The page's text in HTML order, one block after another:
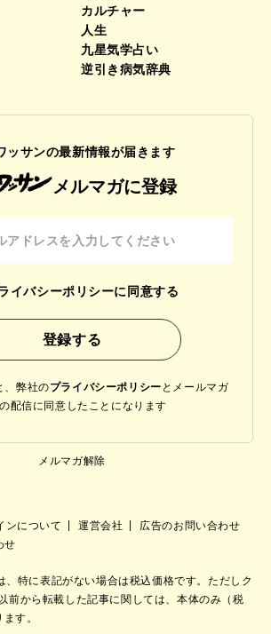
カルチャー
人生
九星気学占い
逆引き病気辞典
ッサンの最新情報が届きます
メルマガに登録
イバシーポリシーに同意する
、弊社のプライバシーポリシー と メールマガ
配信に同意したことになります
メルマガ解除
ンについて 運営会社
広告のお問い合わせ
せ
、特に表記がない場合は税込価格です。ただしク
前から転載した記事に関しては、本体のみ（税
す。